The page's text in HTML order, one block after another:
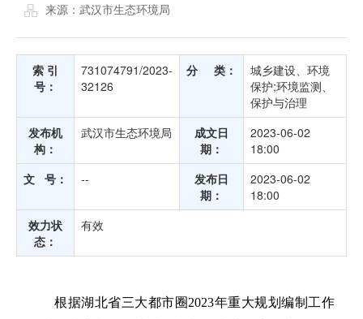
来源：武汉市生态环境局
索 引
号：
731074791/2023-
32126
分 类：
城乡建设、环境
保护;环境监测、
保护与治理
发布机
构：
武汉市生态环境局
成文日
期：
2023-06-02
18:00
文 号：
--
发布日
期：
2023-06-02
18:00
效力状
态：
有效
根据湖北省三大都市圈2023年重大规划编制工作